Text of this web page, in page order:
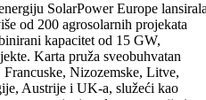
SolarPower Europe
od 200 agrosolarnih projekata
kapacitet od 15 GW,
Karta pruža sveobuhvatan
Nizozemske, Litve,
Austrije i UK-a, služeći kao